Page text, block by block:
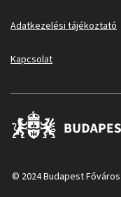
Adatkezelési tájékoztató
Kapcsolat
© 2024 Budapest